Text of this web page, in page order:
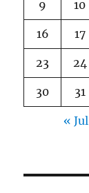
9 10
16 17
23 24
30 31
« Jul